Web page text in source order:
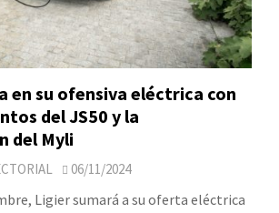
en su ofensiva eléctrica con
del JS50 y la
del Myli
06/11/2024
Ligier sumará a su oferta eléctrica